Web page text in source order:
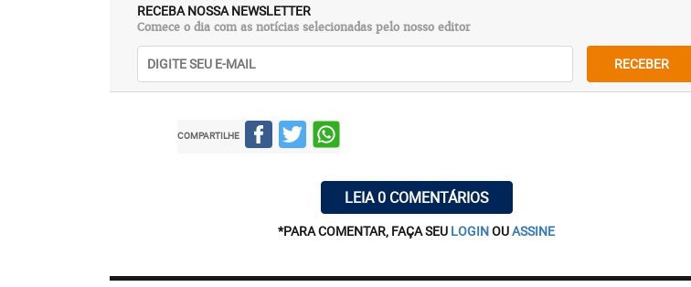
RECEBA NOSSA NEWSLETTER
Comece o dia com as notícias selecionadas pelo nosso editor
RECEBER
COMPARTILHE
LEIA 0 COMENTÁRIOS
*PARA COMENTAR, FAÇA SEU LOGINOUASSINE